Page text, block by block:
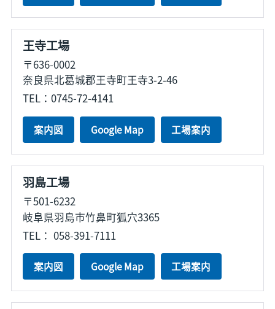
王寺工場
〒636-0002
奈良県北葛城郡王寺町王寺3-2-46
TEL：0745-72-4141
案内図 Google Map 工場案内
羽島工場
〒501-6232
岐阜県羽島市竹鼻町狐穴3365
TEL： 058-391-7111
案内図 Google Map 工場案内